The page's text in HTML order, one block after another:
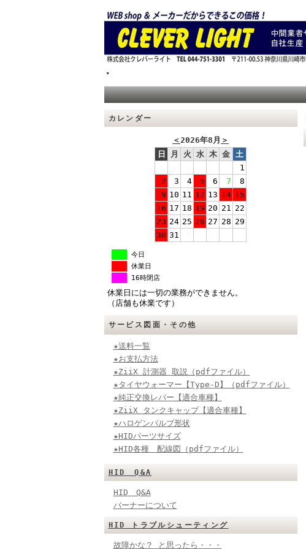
.
カレンダー
＜2026年8月 ＞
日
月 火 水 木 金 土
1
2
3 4 5 6 7
8
9 10 11 12 13 14 15
16 17 18 19 20 21 22
23 24 25 26 27 28 29
30 31
今日
休業日
16時閉店
休業日には一切の業務ができません。
（店舗も休業です）
サービス図面・その他
★送料一覧
★お支払方法
★ZiiX 計測器 取説（pdfファイル）
★タイヤウォーマー【Type-D】（pdfファイル）
★純正交換レバー【適合車種】
★ZiiX タンクキャップ【適合車種】
★ハロゲンバルブ形状
★HIDパーツサイズ
★HID各種 配線図（pdfファイル）
HID Q&A
HID Q&A
バーナーについて
HID トラブルシューティング
故障かな？ と思ったら・・・